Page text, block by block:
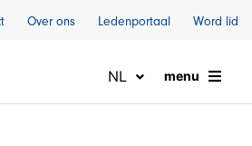
menu
NL
Over ons Ledenportaal Word lid